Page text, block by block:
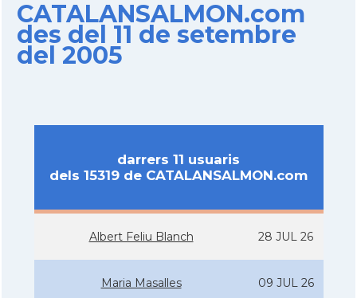
CATALANSALMON.com
des del 11 de setembre
del 2005
darrers 11 usuaris
dels 15319 de CATALANSALMON.com
Albert Feliu Blanch 28 JUL 26
Maria Masalles 09 JUL 26